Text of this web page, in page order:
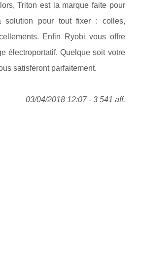
Triton est la marque faite pour
solution pour tout fixer : colles,
Enfin Ryobi vous offre
électroportatif. Quelque soit votre
satisferont parfaitement.
03/04/2018 12:07 - 3 541 aff.